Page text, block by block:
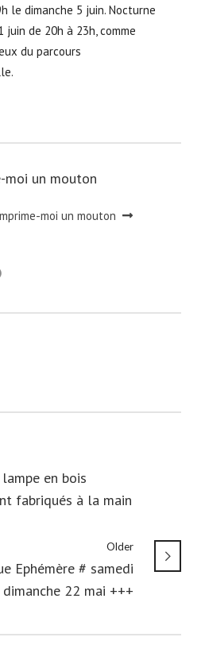
le dimanche 5 juin. Nocturne
juin de 20h à 23h, comme
du parcours
moi un mouton
moi un mouton
en bois
fabriqués à la main
Older
Ephémère # samedi
22 mai +++